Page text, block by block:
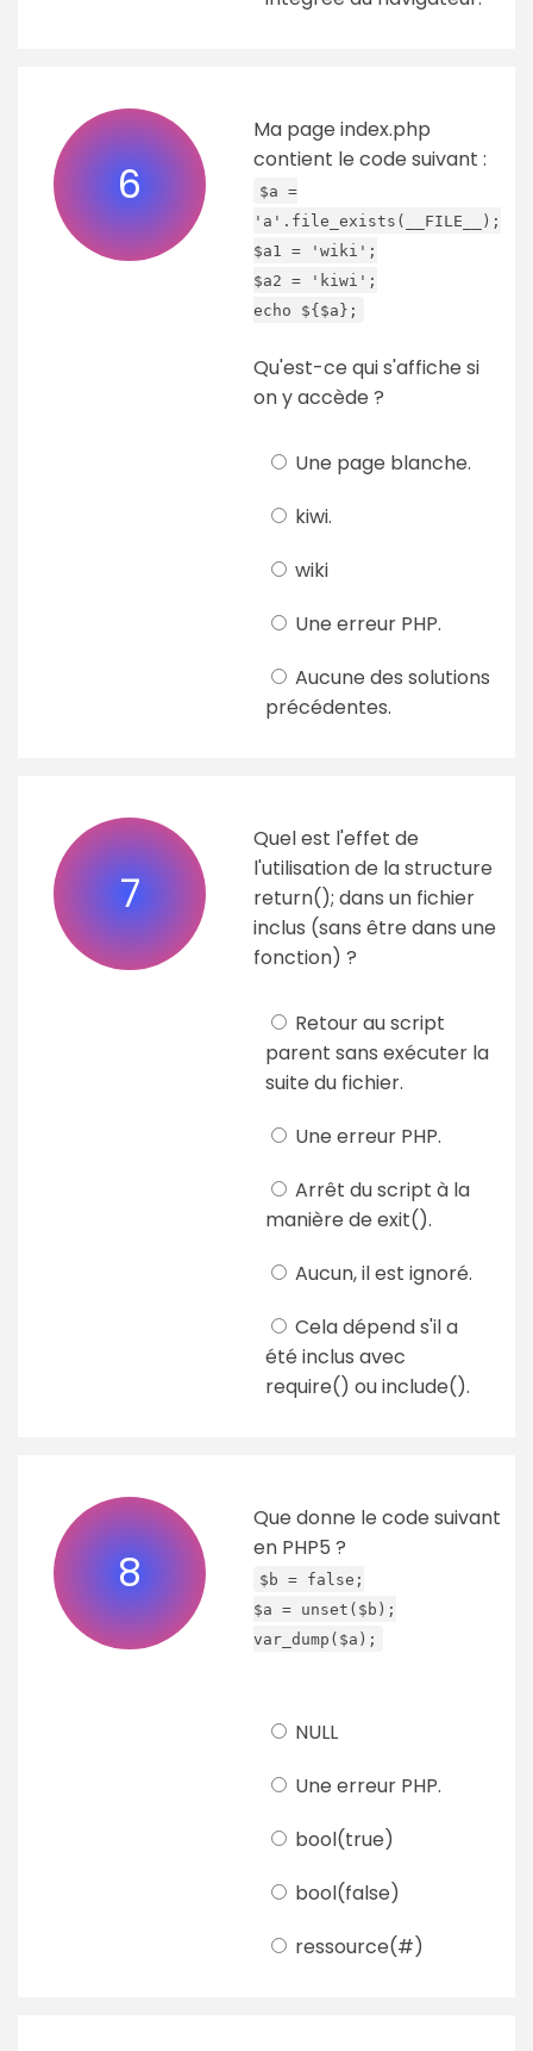
6
Ma page index.php
contient le code suivant :
$a =
'a'.file_exists(__FILE__);
$a1 = 'wiki';
$a2 = 'kiwi';
echo ${$a};
Qu'est-ce qui s'affiche si
on y accède ?
Une page blanche.
kiwi.
wiki
Une erreur PHP.
Aucune des solutions
précédentes.
7
Quel est l'effet de
l'utilisation de la structure
return(); dans un fichier
inclus (sans être dans une
fonction) ?
Retour au script
parent sans exécuter la
suite du fichier.
Une erreur PHP.
Arrêt du script à la
manière de exit().
Aucun, il est ignoré.
Cela dépend s'il a
été inclus avec
require() ou include().
8
Que donne le code suivant
en PHP5 ?
$b = false;
$a = unset($b);
var_dump($a);
NULL
Une erreur PHP.
bool(true)
bool(false)
ressource(#)